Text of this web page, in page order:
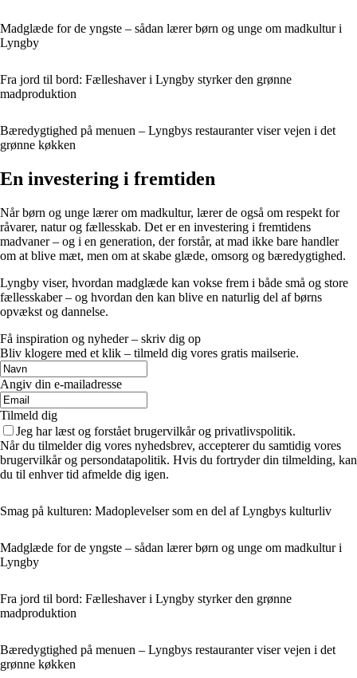
Madglæde for de yngste – sådan lærer børn og unge om madkultur i
Lyngby
Fra jord til bord: Fælleshaver i Lyngby styrker den grønne
madproduktion
Bæredygtighed på menuen – Lyngbys restauranter viser vejen i det
grønne køkken
En investering i fremtiden
Når børn og unge lærer om madkultur, lærer de også om respekt for
råvarer, natur og fællesskab. Det er en investering i fremtidens
madvaner – og i en generation, der forstår, at mad ikke bare handler
om at blive mæt, men om at skabe glæde, omsorg og bæredygtighed.
Lyngby viser, hvordan madglæde kan vokse frem i både små og store
fællesskaber – og hvordan den kan blive en naturlig del af børns
opvækst og dannelse.
Få inspiration og nyheder – skriv dig op
Bliv klogere med et klik – tilmeld dig vores gratis mailserie.
Angiv din e-mailadresse
Tilmeld dig
Jeg har læst og forstået brugervilkår og privatlivspolitik.
Når du tilmelder dig vores nyhedsbrev, accepterer du samtidig vores
brugervilkår og persondatapolitik. Hvis du fortryder din tilmelding, kan
du til enhver tid afmelde dig igen.
Smag på kulturen: Madoplevelser som en del af Lyngbys kulturliv
Madglæde for de yngste – sådan lærer børn og unge om madkultur i
Lyngby
Fra jord til bord: Fælleshaver i Lyngby styrker den grønne
madproduktion
Bæredygtighed på menuen – Lyngbys restauranter viser vejen i det
grønne køkken